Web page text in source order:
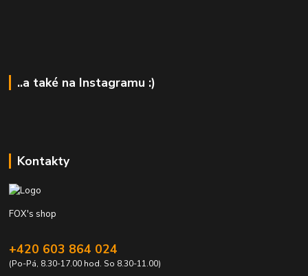
..a také na Instagramu :)
Kontakty
FOX's shop
+420 603 864 024
(Po-Pá, 8.30-17.00 hod. So 8.30-11.00)